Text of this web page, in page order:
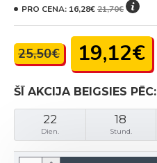
ŠĪ AKCIJA BEIGSIES PĒC:
22
Dien.
18
Stund.
25,50€ 19,12€
PRO CENA: 16,28€21,70€